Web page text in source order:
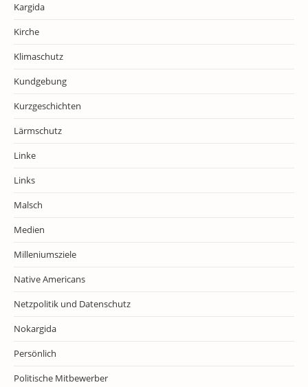
Kargida
Kirche
Klimaschutz
Kundgebung
Kurzgeschichten
Lärmschutz
Linke
Links
Malsch
Medien
Milleniumsziele
Native Americans
Netzpolitik und Datenschutz
Nokargida
Persönlich
Politische Mitbewerber